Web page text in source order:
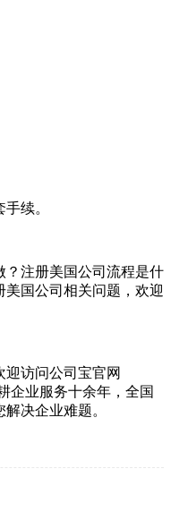
手续。
？注册美国公司流程是什
国公司相关问题，欢迎
访问公司宝官网
企业服务十余年，全国
决企业难题。